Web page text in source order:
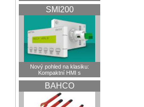
SMI200
Nový pohled na klasiku:
Kompaktní HMI s
BAHCO